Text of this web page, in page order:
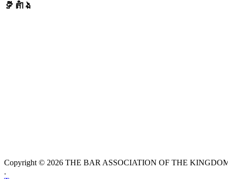
ទីតាំង
Copyright © 2026 THE BAR ASSOCIATION OF THE
.